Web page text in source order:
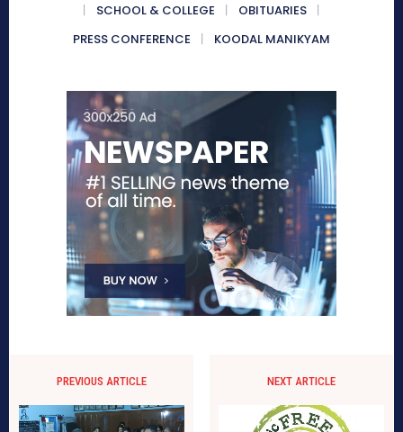
SCHOOL & COLLEGE
OBITUARIES
PRESS CONFERENCE
KOODAL MANIKYAM
PREVIOUS ARTICLE NEXT ARTICLE